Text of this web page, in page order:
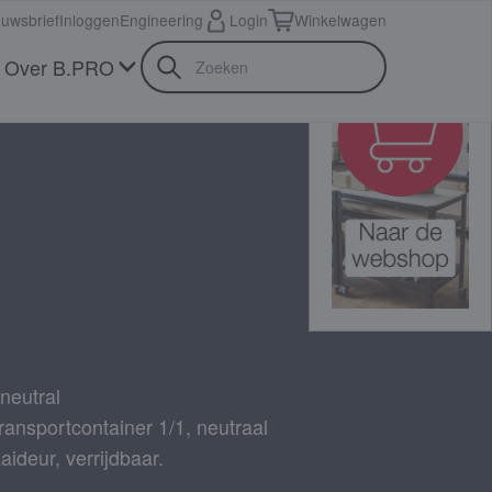
Over B.PRO
InloggenEngineering Login Winkelwagen
1/1, neutraal
verrijdbaar.